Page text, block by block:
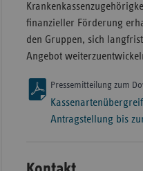
finanzieller Förderung
den Gruppen, sich
Angebot
Pressemitteilung zum
Antragstellung bis